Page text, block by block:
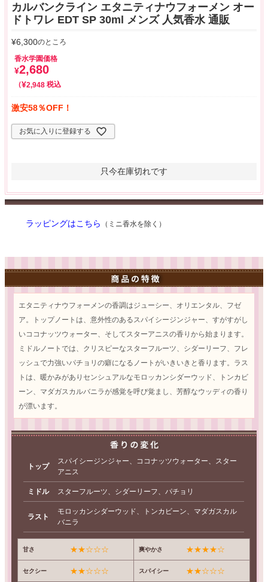
カルバンクライン エタニティナウフォーメン オー
ドトワレ EDT SP 30ml メンズ 人気香水 通販
¥6,300のところ
香水学園価格
¥2,680
¥2,948 税込
激安58％OFF！
お気に入りに登録する
只今在庫切れです
ラッピングはこちら （ミニ香水を除く）
エタニティナウフォーメンの香調はジューシー、オリエンタル、フゼ
ア。トップノートは、意外性のあるスパイシージンジャー、すがすがし
いココナッツウォーター、そしてスターアニスの香りから始まります。
ミドルノートでは、クリスピーなスターフルーツ、シダーリーフ、フレ
ッシュで力強いパチョリの癖になるノートがいきいきと香ります。ラス
トは、暖かみがありセンシュアルなモロッカンシダーウッド、トンカビ
ーン、マダガスカルバニラが感覚を呼び覚まし、芳醇なウッディの香り
が漂います。
トップ
スパイシージンジャー、ココナッツウォーター、スター
アニス
ミドル スターフルーツ、シダーリーフ、パチョリ
ラスト
モロッカンシダーウッド、トンカビーン、マダガスカル
バニラ
甘さ ★★☆☆☆ 爽やかさ ★★★★☆
セクシー ★★☆☆☆ スパイシー ★★☆☆☆